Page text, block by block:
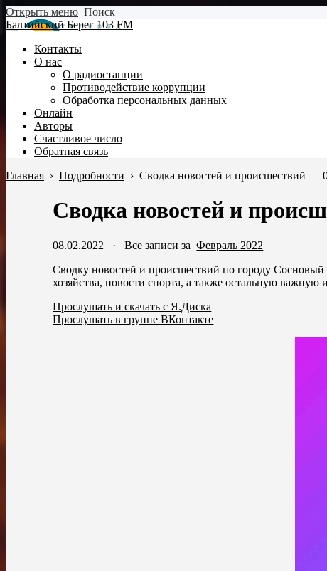
Открыть меню Поиск
Балтийский Берег 103 FM
Контакты
О нас
О радиостанции
Противодействие коррупции
Обработка персональных данных
Онлайн
Авторы
Счастливое число
Обратная связь
Главная › Подробности › Сводка новостей и происшествий —
Сводка новостей и
08.02.2022 ·Все записи заФевраль 2022
Сводку новостей и происшествий по городу
хозяйства, новости спорта, а также остальную
Прослушать и скачать с Я.Диска
Прослушать в группе ВКонтакте